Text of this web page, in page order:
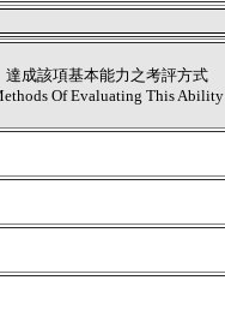
達成該項基本能力之考評方式
Of Evaluating This Ability